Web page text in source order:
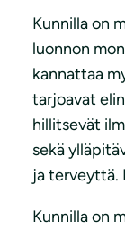
Kunnilla on
luonnon
kannattaa
tarjoavat
hillitsevät
sekä
ja terveyttä.
Kunnilla on